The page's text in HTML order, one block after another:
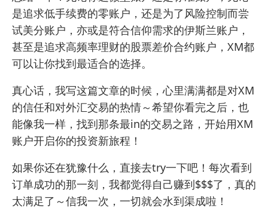
是追求低手续费的零账户，还是为了风险控制而尝
试美分账户，亦或是符合信仰需求的伊斯兰账户，
甚至是追求高频率理财的股票差价合约账户，XM都
可以让你找到最适合的选择。
真心话，我写这篇文章的时候，心里满满都是对XM
的信任和对外汇交易的热情～希望你看完之后，也
能像我一样，找到那条最in的交易之路，开始用XM
账户开启你的投资新旅程！
如果你还在犹豫什么，直接去try一下吧！每次看到
订单成功的那一刻，我都觉得自己赚到$$$了，真的
太满足了～信我一次，一切就会水到渠成啦！